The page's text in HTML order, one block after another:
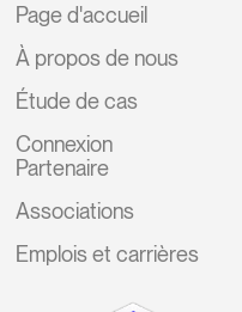
Page d'accueil
À propos de nous
Étude de cas
Connexion
Partenaire
Associations
Emplois et carrières